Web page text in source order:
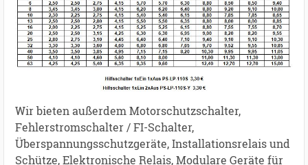
Wir bieten außerdem Motorschutzschalter,
Fehlerstromschalter / FI-Schalter,
Überspannungsschutzgeräte, Installationsrelais und
Schütze, Elektronische Relais, Modulare Geräte für